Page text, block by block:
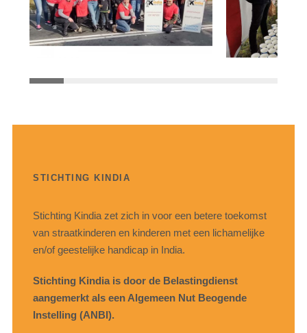
STICHTING KINDIA
Stichting Kindia zet zich in voor een betere toekomst
van straatkinderen en kinderen met een lichamelijke
en/of geestelijke handicap in India.
Stichting Kindia is door de Belastingdienst
aangemerkt als een Algemeen Nut Beogende
Instelling (ANBI).